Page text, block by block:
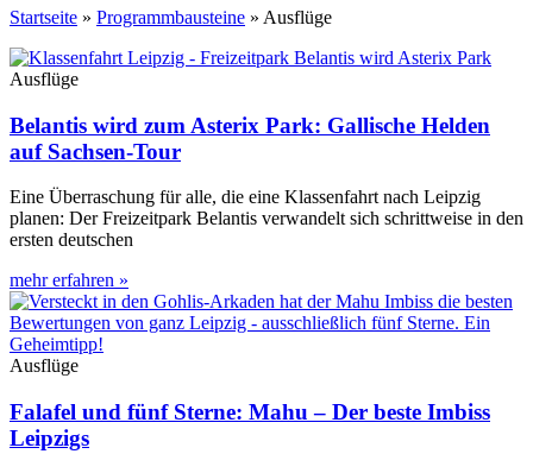
Startseite » Programmbausteine » Ausflüge
Ausflüge
Belantis wird zum Asterix Park: Gallische Helden
auf Sachsen-Tour
Eine Überraschung für alle, die eine Klassenfahrt nach Leipzig
planen: Der Freizeitpark Belantis verwandelt sich schrittweise in den
ersten deutschen
mehr erfahren »
Ausflüge
Falafel und fünf Sterne: Mahu – Der beste Imbiss
Leipzigs